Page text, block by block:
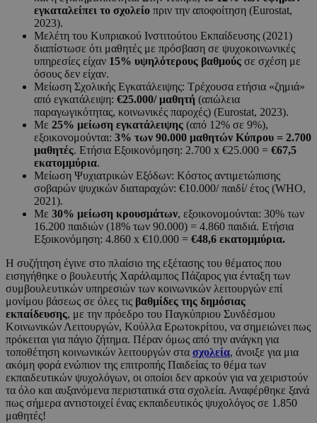
εγκαταλείπει το σχολείο πριν την αποφοίτηση (Eurostat,
2023).
Μελέτη του Κυπριακού Ινστιτούτου Εκπαίδευσης (2021)
διαπίστωσε ότι μαθητές με πρόσβαση σε ψυχοκοινωνικές
υπηρεσίες είχαν 15% υψηλότερους βαθμούς σε σχέση με
όσους δεν είχαν.
Μείωση Σχολικής Εγκατάλειψης: Τρέχουσα ετήσια «ζημιά»
από εγκατάλειψη: €25.000/ μαθητή (απώλεια
παραγωγικότητας, κοινωνικές παροχές) (Eurostat, 2023).
Με 25% μείωση εγκατάλειψης (από 12% σε 9%),
εξοικονομούνται: 3% των 90.000 μαθητών Κύπρου = 2.700
μαθητές. Ετήσια Εξοικονόμηση: 2.700 x €25.000 = €67,5
εκατομμύρια.
Μείωση Ψυχιατρικών Εξόδων: Κόστος αντιμετώπισης
σοβαρών ψυχικών διαταραχών: €10.000/ παιδί/ έτος (WHO,
2021).
Με 30% μείωση κρουσμάτων, εξοικονομούνται: 30% των
16.200 παιδιών (18% των 90.000) = 4.860 παιδιά. Ετήσια
Εξοικονόμηση: 4.860 x €10.000 = €48,6 εκατομμύρια.
Η συζήτηση έγινε στο πλαίσιο της εξέτασης του θέματος που
εισηγήθηκε ο βουλευτής Χαράλαμπος Πάζαρος για ένταξη των
συμβουλευτικών υπηρεσιών των κοινωνικών λειτουργών επί
μονίμου βάσεως σε όλες τις βαθμίδες της δημόσιας
εκπαίδευσης, με την πρόεδρο του Παγκύπριου Συνδέσμου
Κοινωνικών Λειτουργών, Κούλλα Ερωτοκρίτου, να σημειώνει πως
πρόκειται για πάγιο ζήτημα. Πέραν όμως από την ανάγκη για
τοποθέτηση κοινωνικών λειτουργών στα σχολεία, άνοιξε για μια
ακόμη φορά ενώπιον της επιτροπής Παιδείας το θέμα των
εκπαιδευτικών ψυχολόγων, οι οποίοι δεν αρκούν για να χειριστούν
τα όλο και αυξανόμενα περιστατικά στα σχολεία. Αναφέρθηκε ξανά
πως σήμερα αντιστοιχεί ένας εκπαιδευτικός ψυχολόγος σε 1.850
μαθητές!